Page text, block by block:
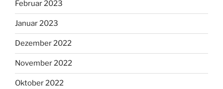
Februar 2023
Januar 2023
Dezember 2022
November 2022
Oktober 2022